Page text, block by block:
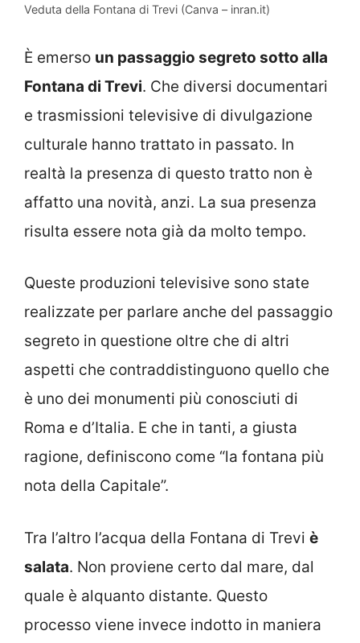
Veduta della Fontana di Trevi (Canva – inran.it)
È emerso un passaggio segreto sotto alla
Fontana di Trevi. Che diversi documentari
e trasmissioni televisive di divulgazione
culturale hanno trattato in passato. In
realtà la presenza di questo tratto non è
affatto una novità, anzi. La sua presenza
risulta essere nota già da molto tempo.
Queste produzioni televisive sono state
realizzate per parlare anche del passaggio
segreto in questione oltre che di altri
aspetti che contraddistinguono quello che
è uno dei monumenti più conosciuti di
Roma e d’Italia. E che in tanti, a giusta
ragione, definiscono come “la fontana più
nota della Capitale”.
Tra l’altro l’acqua della Fontana di Trevi è
salata. Non proviene certo dal mare, dal
quale è alquanto distante. Questo
processo viene invece indotto in maniera